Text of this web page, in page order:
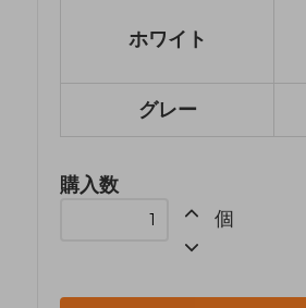
ホワイト
グレー
購入数
個